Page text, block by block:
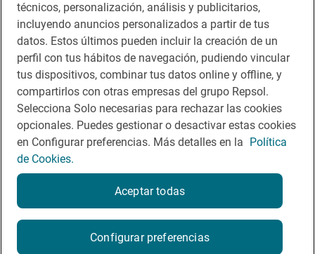
Nota legal
Política de calidad
Política de privacidad
Política de cookies
Términos y condiciones
Ley servicios digitales (DSA)
Contacto
técnicos, personalización, análisis y publicitarios,
incluyendo anuncios personalizados a partir de tus
datos. Estos últimos pueden incluir la creación de un
perfil con tus hábitos de navegación, pudiendo vincular
tus dispositivos, combinar tus datos online y offline, y
compartirlos con otras empresas del grupo Repsol.
Selecciona Solo necesarias para rechazar las cookies
opcionales. Puedes gestionar o desactivar estas cookies
en Configurar preferencias. Más detalles en la Política
de Cookies.
Configurar preferencias
Aceptar todas